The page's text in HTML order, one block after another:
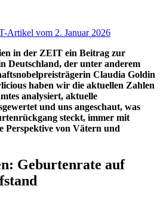
Artikel vom 2. Januar 2026
in der ZEIT ein Beitrag zur
Deutschland, der unter anderem
Claudia Goldin
haben wir die aktuellen Zahlen
analysiert, aktuelle
und uns angeschaut, was
steckt, immer mit
Perspektive von Vätern und
Geburtenrate auf